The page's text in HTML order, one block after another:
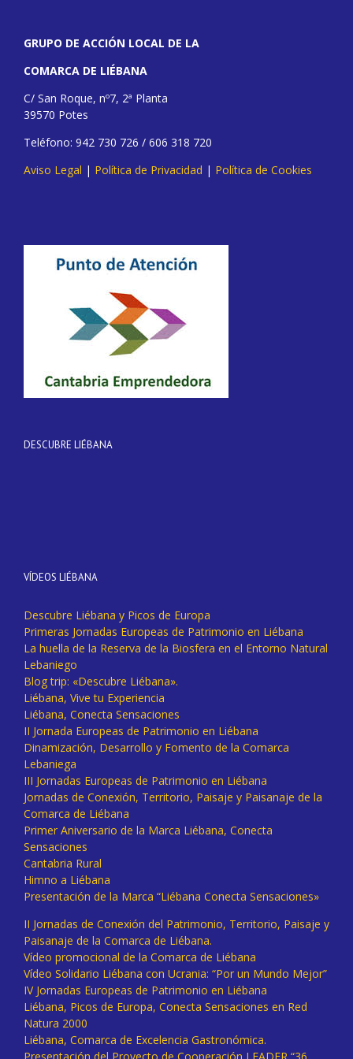
GRUPO DE ACCIÓN LOCAL DE LA
COMARCA DE LIÉBANA
C/ San Roque, nº7, 2ª Planta
39570 Potes
Teléfono: 942 730 726 / 606 318 720
Aviso Legal | Política de Privacidad | Política de Cookies
DESCUBRE LIÉBANA
VÍDEOS LIÉBANA
Descubre Liébana y Picos de Europa
Primeras Jornadas Europeas de Patrimonio en Liébana
La huella de la Reserva de la Biosfera en el Entorno Natural
Lebaniego
Blog trip: «Descubre Liébana».
Liébana, Vive tu Experiencia
Liébana, Conecta Sensaciones
II Jornada Europeas de Patrimonio en Liébana
Dinamización, Desarrollo y Fomento de la Comarca
Lebaniega
III Jornadas Europeas de Patrimonio en Liébana
Jornadas de Conexión, Territorio, Paisaje y Paisanaje de la
Comarca de Liébana
Primer Aniversario de la Marca Liébana, Conecta
Sensaciones
Cantabria Rural
Himno a Liébana
Presentación de la Marca “Liébana Conecta Sensaciones»
II Jornadas de Conexión del Patrimonio, Territorio, Paisaje y
Paisanaje de la Comarca de Liébana.
Vídeo promocional de la Comarca de Liébana
Vídeo Solidario Liébana con Ucrania: “Por un Mundo Mejor”
IV Jornadas Europeas de Patrimonio en Liébana
Liébana, Picos de Europa, Conecta Sensaciones en Red
Natura 2000
Liébana, Comarca de Excelencia Gastronómica.